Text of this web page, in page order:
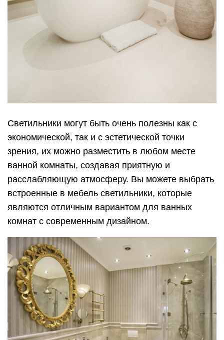
Светильники могут быть очень полезны как с
экономической, так и с эстетической точки
зрения, их можно разместить в любом месте
ванной комнаты, создавая приятную и
расслабляющую атмосферу. Вы можете выбрать
встроенные в мебель светильники, которые
являются отличным вариантом для ванных
комнат с современным дизайном.